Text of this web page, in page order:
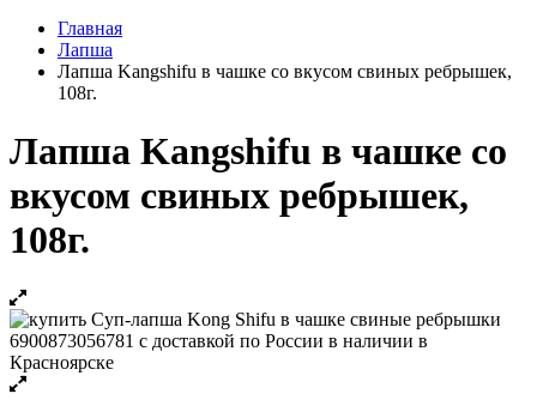
Главная
Лапша
Лапша Kangshifu в чашке со вкусом свиных ребрышек,
108г.
Лапша Kangshifu в чашке со
вкусом свиных ребрышек,
108г.